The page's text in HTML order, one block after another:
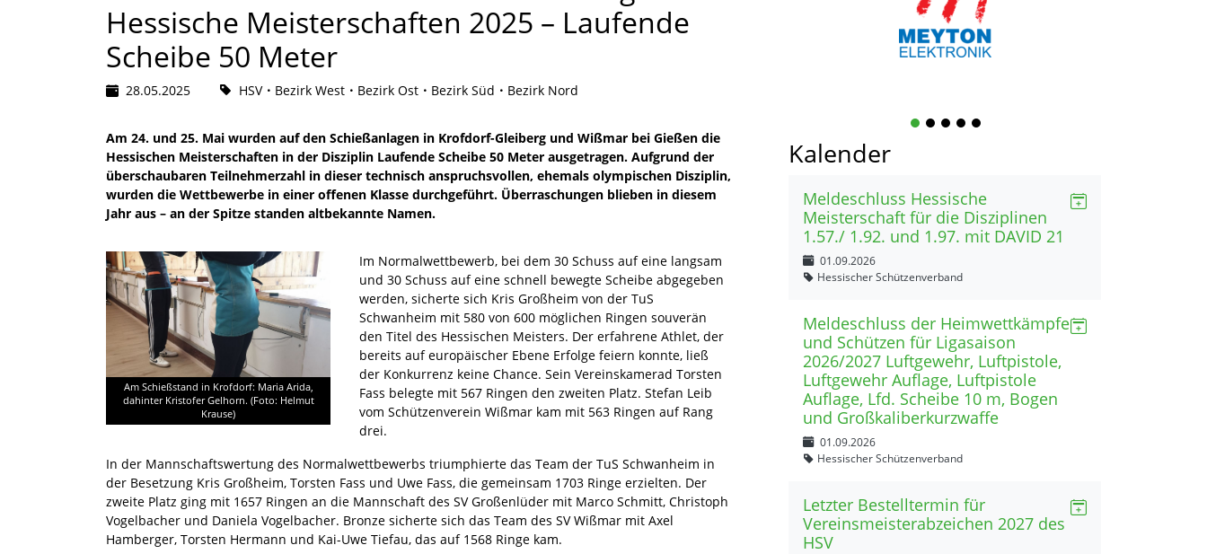
Hessische Meisterschaften 2025 – Laufende
Scheibe 50 Meter
28.05.2025 HSV Bezirk West Bezirk Ost Bezirk Süd Bezirk Nord
Am 24. und 25. Mai wurden auf den Schießanlagen in Krofdorf-Gleiberg und Wißmar bei Gießen die
Hessischen Meisterschaften in der Disziplin Laufende Scheibe 50 Meter ausgetragen. Aufgrund der
überschaubaren Teilnehmerzahl in dieser technisch anspruchsvollen, ehemals olympischen Disziplin,
wurden die Wettbewerbe in einer offenen Klasse durchgeführt. Überraschungen blieben in diesem
Jahr aus – an der Spitze standen altbekannte Namen.
Am Schießstand in Krofdorf: Maria Arida,
dahinter Kristofer Gelhorn. (Foto: Helmut
Krause)
Im Normalwettbewerb, bei dem 30 Schuss auf eine langsam
und 30 Schuss auf eine schnell bewegte Scheibe abgegeben
werden, sicherte sich Kris Großheim von der TuS
Schwanheim mit 580 von 600 möglichen Ringen souverän
den Titel des Hessischen Meisters. Der erfahrene Athlet, der
bereits auf europäischer Ebene Erfolge feiern konnte, ließ
der Konkurrenz keine Chance. Sein Vereinskamerad Torsten
Fass belegte mit 567 Ringen den zweiten Platz. Stefan Leib
vom Schützenverein Wißmar kam mit 563 Ringen auf Rang
drei.
In der Mannschaftswertung des Normalwettbewerbs triumphierte das Team der TuS Schwanheim in
der Besetzung Kris Großheim, Torsten Fass und Uwe Fass, die gemeinsam 1703 Ringe erzielten. Der
zweite Platz ging mit 1657 Ringen an die Mannschaft des SV Großenlüder mit Marco Schmitt, Christoph
Vogelbacher und Daniela Vogelbacher. Bronze sicherte sich das Team des SV Wißmar mit Axel
Hamberger, Torsten Hermann und Kai-Uwe Tiefau, das auf 1568 Ringe kam.
1 2 3 4 5
Kalender
Meldeschluss Hessische
Meisterschaft für die Disziplinen
1.57./ 1.92. und 1.97. mit DAVID 21
01.09.2026
Hessischer Schützenverband
Meldeschluss der Heimwettkämpfe
und Schützen für Ligasaison
2026/2027 Luftgewehr, Luftpistole,
Luftgewehr Auflage, Luftpistole
Auflage, Lfd. Scheibe 10 m, Bogen
und Großkaliberkurzwaffe
01.09.2026
Hessischer Schützenverband
Letzter Bestelltermin für
Vereinsmeisterabzeichen 2027 des
HSV